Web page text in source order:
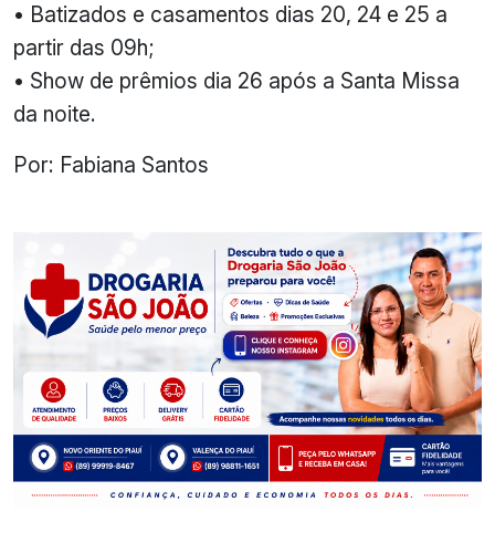
• Batizados e casamentos dias 20, 24 e 25 a
partir das 09h;
• Show de prêmios dia 26 após a Santa Missa
da noite.
Por: Fabiana Santos